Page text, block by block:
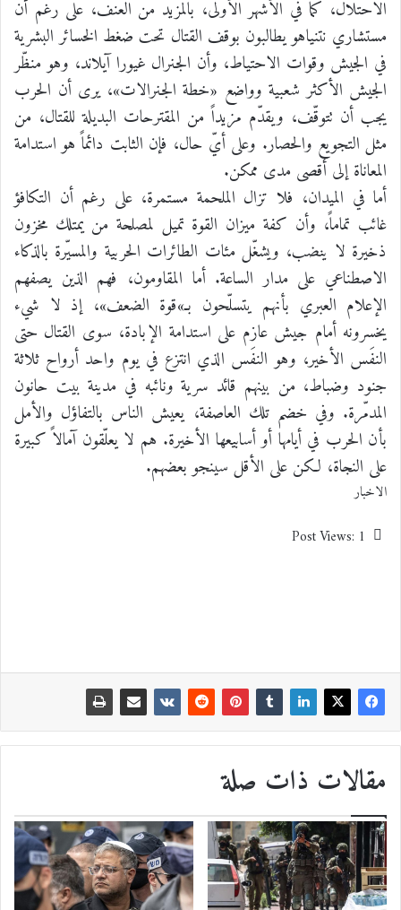
الاحتلال، كما في الأشهر الأولى، بالمزيد من العنف، على رغم أن
مستشاري نتنياهو يطالبون بوقف القتال تحت ضغط الخسائر البشرية
في الجيش وقوات الاحتياط، وأن الجنرال غيورا آيلاند، وهو منظّر
الجيش الأكثر شعبية وواضع «خطة الجنرالات»، يرى أن الحرب
يجب أن تتوقّف، ويقدّم مزيداً من المقترحات البديلة للقتال، من
مثل التجويع والحصار. وعلى أيّ حال، فإن الثابت دائماً هو استدامة
المعاناة إلى أقصى مدى ممكن.
أما في الميدان، فلا تزال الملحمة مستمرة، على رغم أن التكافؤ
غائب تماماً، وأن كفة ميزان القوة تميل لمصلحة من يمتلك مخزون
ذخيرة لا ينضب، ويشغّل مئات الطائرات الحربية والمسيّرة بالذكاء
الاصطناعي على مدار الساعة. أما المقاومون، فهم الذين يصفهم
الإعلام العبري بأنهم يتسلّحون بـ»قوة الضعف»، إذ لا شيء
يخسرونه أمام جيش عازم على استدامة الإبادة، سوى القتال حتى
النفَس الأخير، وهو النفَس الذي انتزع في يوم واحد أرواح ثلاثة
جنود وضباط، من بينهم قائد سرية ونائبه في مدينة بيت حانون
المدمّرة. وفي خضم تلك العاصفة، يعيش الناس بالتفاؤل والأمل
بأن الحرب في أيامها أو أسابيعها الأخيرة. هم لا يعلّقون آمالاً كبيرة
على النجاة، لكن على الأقل سينجو بعضهم.
الاخبار
Post Views: 1
مقالات ذات صلة